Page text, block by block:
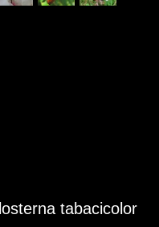
tabacicolor